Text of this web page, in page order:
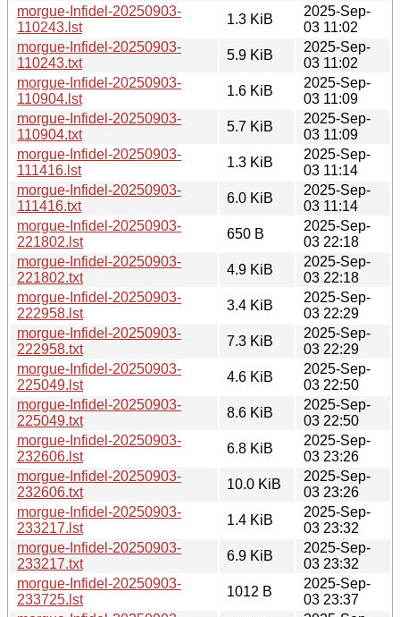
morgue-Infidel-20250903-
110243.lst
1.3 KiB
2025-Sep-
03 11:02
morgue-Infidel-20250903-
110243.txt
5.9 KiB
2025-Sep-
03 11:02
morgue-Infidel-20250903-
110904.lst
1.6 KiB
2025-Sep-
03 11:09
morgue-Infidel-20250903-
110904.txt
5.7 KiB
2025-Sep-
03 11:09
morgue-Infidel-20250903-
111416.lst
1.3 KiB
2025-Sep-
03 11:14
morgue-Infidel-20250903-
111416.txt
6.0 KiB
2025-Sep-
03 11:14
morgue-Infidel-20250903-
221802.lst
650 B
2025-Sep-
03 22:18
morgue-Infidel-20250903-
221802.txt
4.9 KiB
2025-Sep-
03 22:18
morgue-Infidel-20250903-
222958.lst
3.4 KiB
2025-Sep-
03 22:29
morgue-Infidel-20250903-
222958.txt
7.3 KiB
2025-Sep-
03 22:29
morgue-Infidel-20250903-
225049.lst
4.6 KiB
2025-Sep-
03 22:50
morgue-Infidel-20250903-
225049.txt
8.6 KiB
2025-Sep-
03 22:50
morgue-Infidel-20250903-
232606.lst
6.8 KiB
2025-Sep-
03 23:26
morgue-Infidel-20250903-
232606.txt
10.0 KiB
2025-Sep-
03 23:26
morgue-Infidel-20250903-
233217.lst
1.4 KiB
2025-Sep-
03 23:32
morgue-Infidel-20250903-
233217.txt
6.9 KiB
2025-Sep-
03 23:32
morgue-Infidel-20250903-
233725.lst
1012 B
2025-Sep-
03 23:37